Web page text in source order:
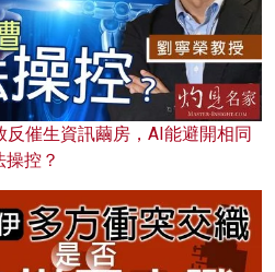
催生資訊繭房，AI能避開相同
控？